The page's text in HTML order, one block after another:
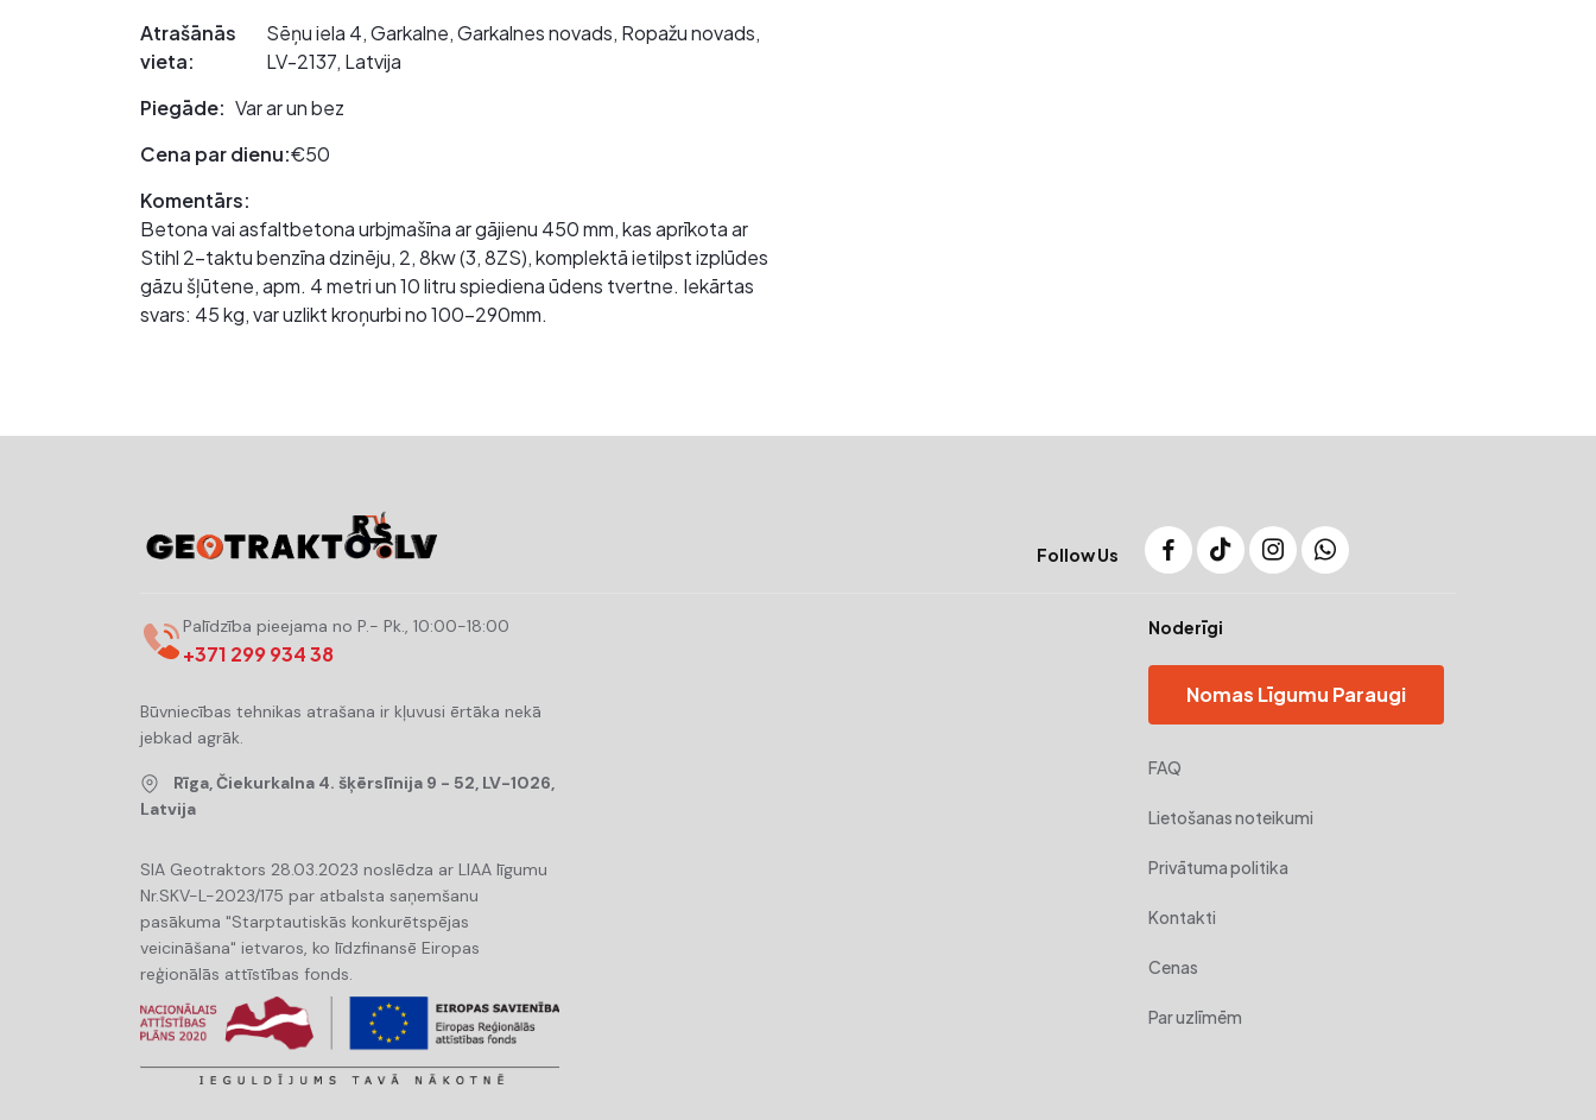
Atrašānās
vieta:
Sēņu iela 4, Garkalne, Garkalnes novads, Ropažu novads,
LV-2137, Latvija
Piegāde: Var ar un bez
Cena par dienu:€50
Komentārs:
Betona vai asfaltbetona urbjmašīna ar gājienu 450 mm, kas aprīkota ar
Stihl 2-taktu benzīna dzinēju, 2, 8kw (3, 8ZS), komplektā ietilpst izplūdes
gāzu šļūtene, apm. 4 metri un 10 litru spiediena ūdens tvertne. Iekārtas
svars: 45 kg, var uzlikt kroņurbi no 100-290mm.
Follow Us
Palīdzība pieejama no P.- Pk., 10:00-18:00
+371 299 934 38
Būvniecības tehnikas atrašana ir kļuvusi ērtāka nekā
jebkad agrāk.
Rīga, Čiekurkalna 4. šķērslīnija 9 - 52, LV-1026,
Latvija
SIA Geotraktors 28.03.2023 noslēdza ar LIAA līgumu
Nr.SKV-L-2023/175 par atbalsta saņemšanu
pasākuma "Starptautiskās konkurētspējas
veicināšana" ietvaros, ko līdzfinansē Eiropas
reģionālās attīstības fonds.
Noderīgi
Nomas Līgumu Paraugi
FAQ
Lietošanas noteikumi
Privātuma politika
Kontakti
Cenas
Par uzlīmēm